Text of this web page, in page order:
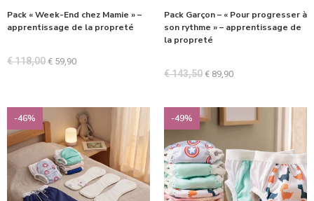
Pack « Week-End chez Mamie » –
apprentissage de la propreté
€118,00 € 59,90
Pack Garçon – « Pour progresser à
son rythme » – apprentissage de
la propreté
€143,50 € 89,90
-46% -49%